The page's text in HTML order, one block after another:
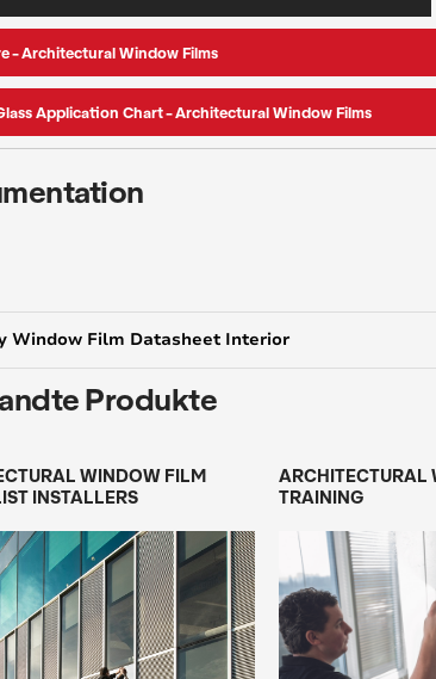
- Architectural Window Films
Application Chart - Architectural Window Films
Window Film Datasheet Interior
Produkte
WINDOW FILM
INSTALLERS
ARCHITECTURAL
TRAINING